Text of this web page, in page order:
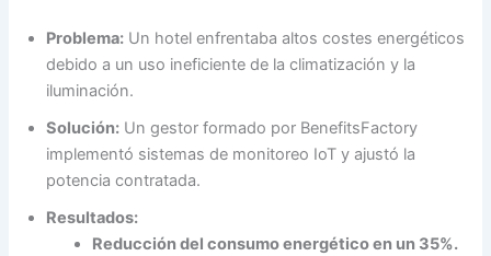
Problema: Un hotel enfrentaba altos costes energéticos
debido a un uso ineficiente de la climatización y la
iluminación.
Solución: Un gestor formado por BenefitsFactory
implementó sistemas de monitoreo IoT y ajustó la
potencia contratada.
Resultados:
Reducción del consumo energético en un 35%.